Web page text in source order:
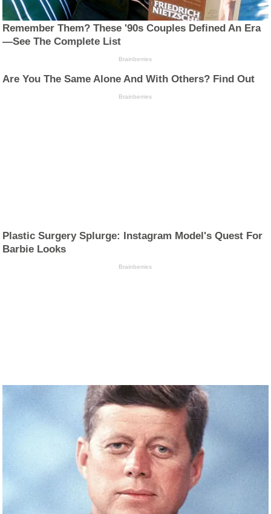
Remember Them? These '90s Couples Defined An Era
—See The Complete List
Brainberries
Are You The Same Alone And With Others? Find Out
Brainberries
Plastic Surgery Splurge: Instagram Model's Quest For
Barbie Looks
Brainberries